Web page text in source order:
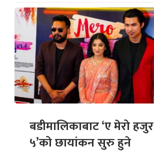
बडीमालिकाबाट ‘ए मेरो हजुर
५’को छायांकन सुरु हुने